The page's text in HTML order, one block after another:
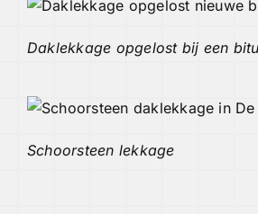
Daklekkage opgelost bij een
Schoorsteen lekkage